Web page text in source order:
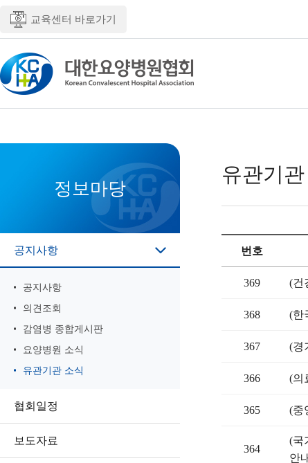
교육센터 바로가기
정보마당
공지사항
공지사항
의견조회
감염병 종합게시판
요양병원 소식
유관기관 소식
협회일정
보도자료
유관기
번호
369 (건
368 (한
367 (경
366 (의
365 (중
364
(국
안